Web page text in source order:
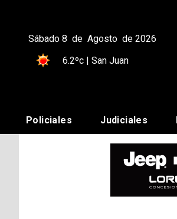
Sábado 8 de Agosto de 2026
6.2ºc | San Juan
Policiales Judiciales